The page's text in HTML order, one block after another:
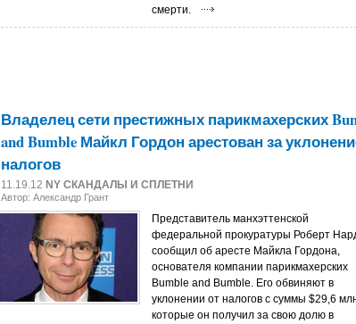
смерти.
Владелец сети престижных парикмахерских
and Bumble Майкл Гордон арестован за
налогов
11.19.12 NY СКАНДАЛЫ И СПЛЕТНИ
Автор: Александр Грант
Представитель манхэттенской
федеральной прокуратуры Роберт
сообщил об аресте Майкла Гордона,
основателя компании парикмахерских
Bumble and Bumble. Его обвиняют в
уклонении от налогов с суммы $29,6
которые он получил за свою долю в